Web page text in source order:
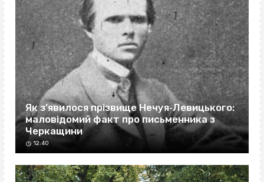
Як з’явилося прізвище Нечуя‐Левицького:
маловідомий факт про письменника з
Черкащини
12:40